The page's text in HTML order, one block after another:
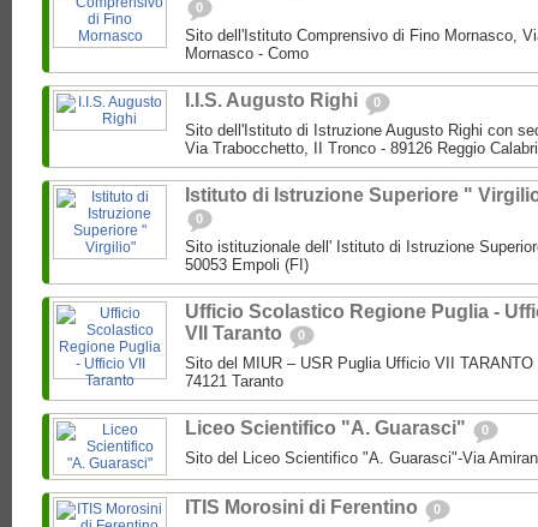
0
Sito dell'Istituto Comprensivo di Fino Mornasco,
Mornasco - Como
I.I.S. Augusto Righi 0
Sito dell'Istituto di Istruzione Augusto Righi con
Via Trabocchetto, II Tronco - 89126 Reggio
Istituto di Istruzione Superiore "
0
Sito istituzionale dell' Istituto di Istruzione
50053 Empoli (FI)
Ufficio Scolastico Regione Puglia -
VII Taranto
0
Sito del MIUR – USR Puglia Ufficio VII
74121 Taranto
Liceo Scientifico "A. Guarasci" 0
Sito del Liceo Scientifico "A. Guarasci"-Via
ITIS Morosini di Ferentino 0